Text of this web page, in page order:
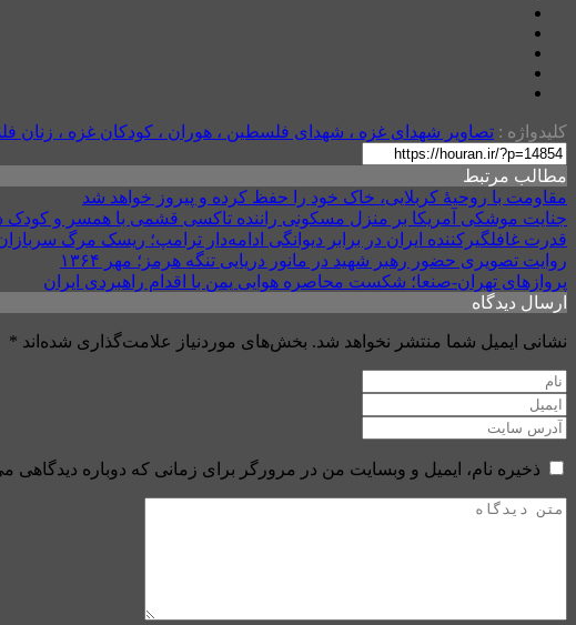
کلیدواژه : تصاویر شهدای غزه ، شهدای فلسطین ، هوران ، کودکان غزه ،
مطالب مرتبط
مقاومت با روحیهٔ کربلایی، خاک خود را حفظ کرده و پیروز خواهد شد
جنایت موشکی آمریکا بر منزل مسکونی راننده تاکسی قشمی با همسر و کودک
قدرت غافلگیرکننده ایران در برابر دیوانگی ادامه‌دار ترامپ؛ ریسک مرگ
روایت تصویری حضور رهبر شهید در مانور دریایی تنگه هرمز؛ مهر ۱۳۶۴
پروازهای تهران-صنعا؛ شکست محاصره هوایی یمن با اقدام راهبردی ایران
ارسال دیدگاه
نشانی ایمیل شما منتشر نخواهد شد. بخش‌های موردنیاز علامت‌گذاری شده‌اند *
ذخیره نام، ایمیل و وبسایت من در مرورگر برای زمانی که دوباره دیدگاهی